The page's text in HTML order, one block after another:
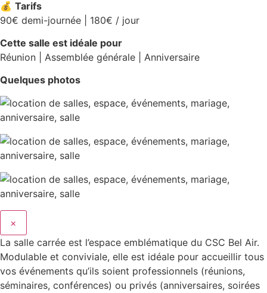
💰 Tarifs
90€ demi-journée | 180€ / jour
Cette salle est idéale pour
Réunion | Assemblée générale | Anniversaire
Quelques photos
×
La salle carrée est l’espace emblématique du CSC Bel Air.
Modulable et conviviale, elle est idéale pour accueillir tous
vos événements qu’ils soient professionnels (réunions,
séminaires, conférences) ou privés (anniversaires, soirées